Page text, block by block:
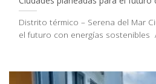
Distrito térmico – Serena del Mar
el futuro con energías sostenibles